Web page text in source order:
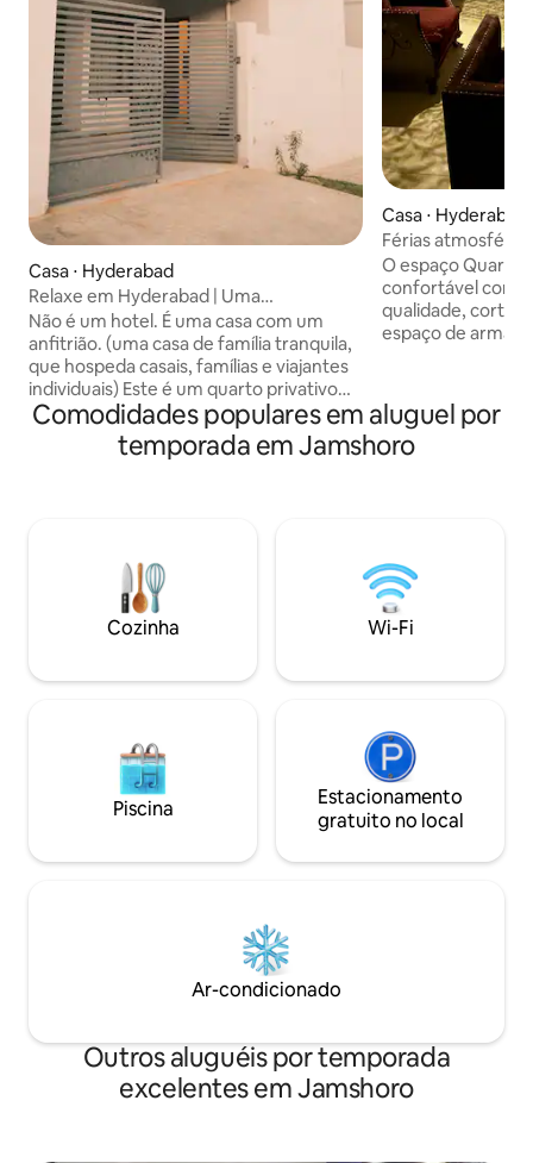
Casa ⋅ Hyderabad
Relaxe em Hyderabad | Uma
acomodação vintage tranquila
Não é um hotel. É uma casa com um
anfitrião. (uma casa de família tranquila,
que hospeda casais, famílias e viajantes
individuais) Este é um quarto privativo
tranquilo e cuidadosamente projetado
dentro de uma casa recém-construída
na via de circunvalação de Hyderabad —
cama confortável e acesso privativo a
um banheiro bem conservado. A casa
tem um anfitrião para ajudar no que for
preciso durante a estadia.
Casa ⋅ Hyderabad
Férias
O espaço Quarto:
confortável com
qualidade,
espaço de
perfeita para refeições
Cozinha
eletrodomésticos
roupa e cômoda
pertences organizados
gratuito de alta
Comodidades populares em aluguel por
temporada em Jamshoro
Cozinha Wi-Fi
Piscina
Estacionamento
gratuito no local
Ar-condicionado
Outros aluguéis por temporada
excelentes em Jamshoro